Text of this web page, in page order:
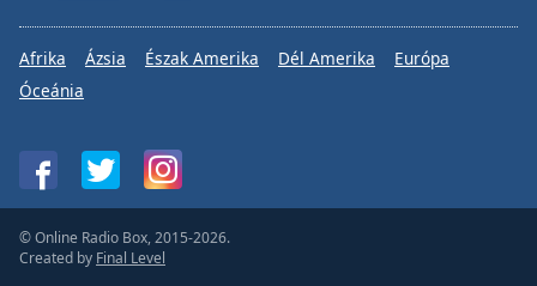
Afrika Ázsia Észak Amerika Dél Amerika
Európa
Óceánia
© Online Radio Box, 2015-2026.
Created by Final Level